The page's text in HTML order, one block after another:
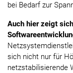
bei Bedarf zur
Auch hier zeigt
sich nicht nur für
netzstabilisierende